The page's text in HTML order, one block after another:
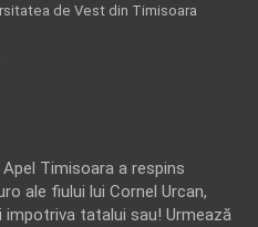
de Vest din Timisoara
Timisoara a respins
ale fiului lui Cornel Urcan,
tatalui sau! Urmează